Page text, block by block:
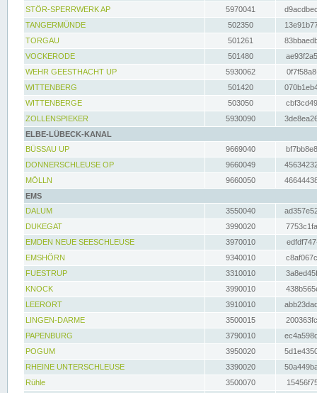
STÖR-SPERRWERK AP 5970041
TANGERMÜNDE
502350
TORGAU
501261
VOCKERODE
501480
WEHR GEESTHACHT UP
5930062
WITTENBERG
501420
WITTENBERGE
503050
ZOLLENSPIEKER
5930090
ELBE-LÜBECK-KANAL
BÜSSAU UP
9669040
DONNERSCHLEUSE OP
9660049
MÖLLN
9660050
EMS
DALUM
3550040
DUKEGAT
3990020
EMDEN NEUE SEESCHLEUSE
3970010
EMSHÖRN
9340010
FUESTRUP
3310010
KNOCK
3990010
LEERORT
3910010
LINGEN-DARME
3500015
PAPENBURG
3790010
POGUM
3950020
RHEINE UNTERSCHLEUSE
3390020
Rühle
3500070